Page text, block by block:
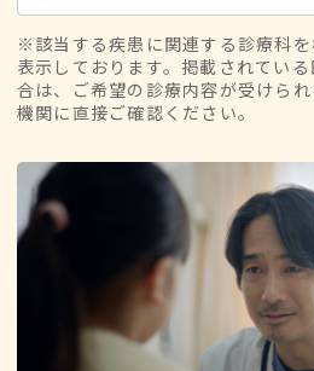
※該当する疾患に関連する診療科
表示しております。掲載されてい
合は、ご希望の診療内容が受けら
機関に直接ご確認ください。